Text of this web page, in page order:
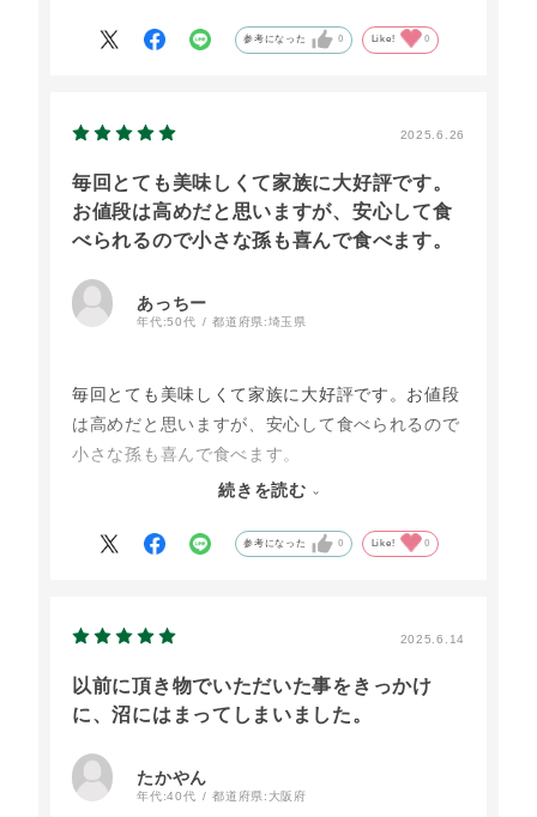
参考になった 0 Like! 0
2025.6.26
毎回とても美味しくて家族に大好評です。
お値段は高めだと思いますが、安心して食
べられるので小さな孫も喜んで食べます。
あっちー
年代:50代 都道府県:埼玉県
毎回とても美味しくて家族に大好評です。お値段
は高めだと思いますが、安心して食べられるので
小さな孫も喜んで食べます。
送料がかからず、天美卵と3種類のスイーツが食
として何度でも頼みたくなる商品です。
続きを読む
参考になった 0 Like! 0
2025.6.14
以前に頂き物でいただいた事をきっかけ
に、沼にはまってしまいました。
たかやん
年代:40代 都道府県: 大阪府